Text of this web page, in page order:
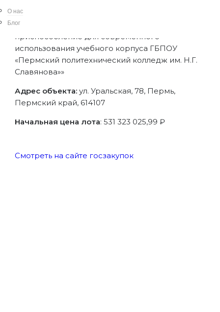
О нас
Блог
Выполнение работ по сохранению объекта
культурного наследия: «Реставрация и
приспособление для современного
использования учебного корпуса ГБПОУ
«Пермский политехнический колледж им. Н.Г.
Славянова»»
Адрес объекта: ул. Уральская, 78, Пермь,
Пермский край, 614107
Начальная цена лота: 531 323 025,99 ₽
Смотреть на сайте госзакупок